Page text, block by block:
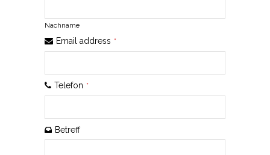
Nachname
Website
Email address *
Telefon *
Betreff